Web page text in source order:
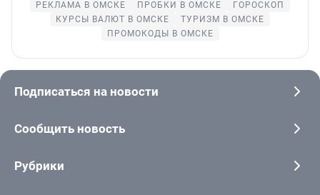
РЕКЛАМА В ОМСКЕ
ПРОБКИ В ОМСКЕ
ГОРОСКОП
КУРСЫ ВАЛЮТ В ОМСКЕ
ТУРИЗМ В ОМСКЕ
ПРОМОКОДЫ В ОМСКЕ
Подписаться на новости
Сообщить новость
Рубрики